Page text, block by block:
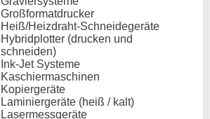
Großformatdrucker
Heiß/Heizdraht-Schneidegeräte
Hybridplotter (drucken und
schneiden)
Ink-Jet Systeme
Kaschiermaschinen
Kopiergeräte
Laminiergeräte (heiß / kalt)
Lasermessgeräte